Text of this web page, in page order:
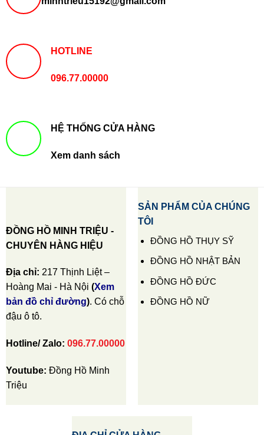
HOTLINE
096.77.00000
HỆ THỐNG CỬA HÀNG
Xem danh sách
ĐỒNG HỒ MINH TRIỆU -
CHUYÊN HÀNG HIỆU
Địa chỉ: 217 Thịnh Liệt –
Hoàng Mai - Hà Nội (Xem
bản đồ chỉ đường). Có chỗ
đậu ô tô.
Hotline/ Zalo: 096.77.00000
Youtube: Đồng Hồ Minh
Triệu
SẢN PHẨM CỦA CHÚNG
TÔI
ĐỒNG HỒ THỤY SỸ
ĐỒNG HỒ NHẬT BẢN
ĐỒNG HỒ ĐỨC
ĐỒNG HỒ NỮ